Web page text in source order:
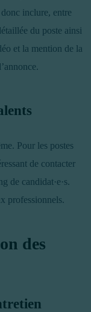
inclure, entre
du poste ainsi
et la mention de la
Pour les postes
de contacter
de candidat·e·s.
professionnels.
des